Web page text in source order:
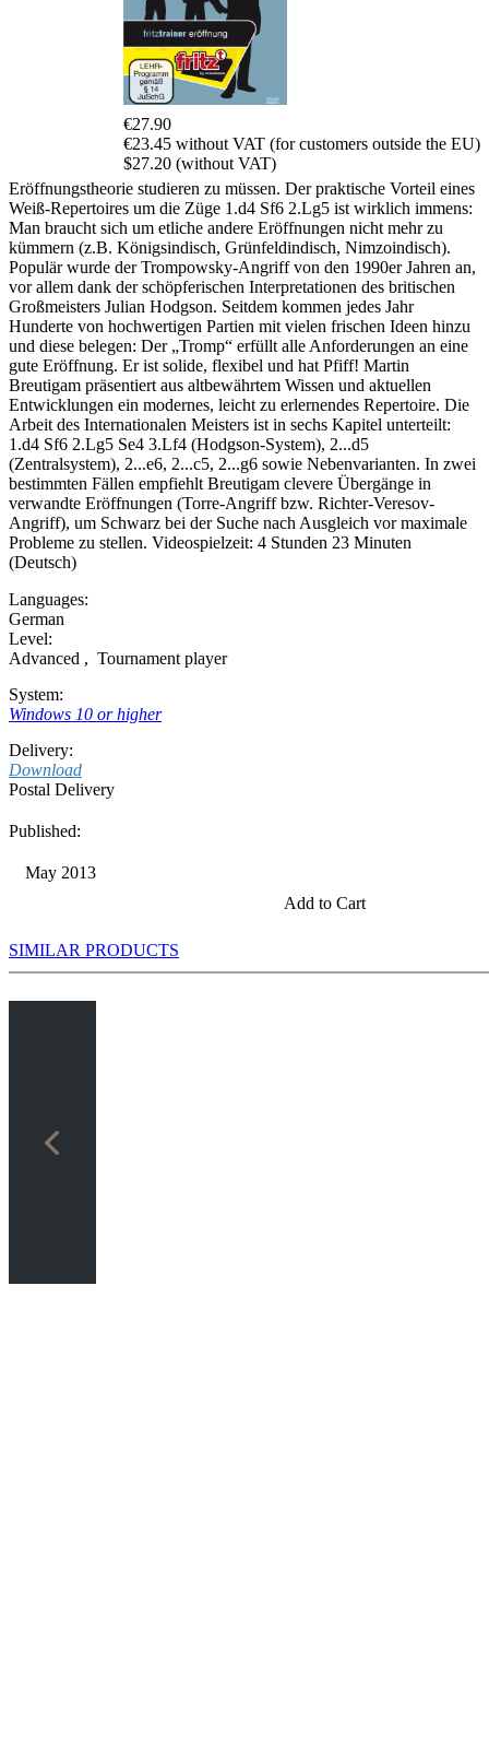
€27.90
€23.45 without VAT (for customers outside the EU)
$27.20 (without VAT)
Eröffnungstheorie studieren zu müssen. Der praktische Vorteil eines
Weiß-Repertoires um die Züge 1.d4 Sf6 2.Lg5 ist wirklich immens:
Man braucht sich um etliche andere Eröffnungen nicht mehr zu
kümmern (z.B. Königsindisch, Grünfeldindisch, Nimzoindisch).
Populär wurde der Trompowsky-Angriff von den 1990er Jahren an,
vor allem dank der schöpferischen Interpretationen des britischen
Großmeisters Julian Hodgson. Seitdem kommen jedes Jahr
Hunderte von hochwertigen Partien mit vielen frischen Ideen hinzu
und diese belegen: Der „Tromp“ erfüllt alle Anforderungen an eine
gute Eröffnung. Er ist solide, flexibel und hat Pfiff! Martin
Breutigam präsentiert aus altbewährtem Wissen und aktuellen
Entwicklungen ein modernes, leicht zu erlernendes Repertoire. Die
Arbeit des Internationalen Meisters ist in sechs Kapitel unterteilt:
1.d4 Sf6 2.Lg5 Se4 3.Lf4 (Hodgson-System), 2...d5
(Zentralsystem), 2...e6, 2...c5, 2...g6 sowie Nebenvarianten. In zwei
bestimmten Fällen empfiehlt Breutigam clevere Übergänge in
verwandte Eröffnungen (Torre-Angriff bzw. Richter-Veresov-
Angriff), um Schwarz bei der Suche nach Ausgleich vor maximale
Probleme zu stellen. Videospielzeit: 4 Stunden 23 Minuten
(Deutsch)
Languages:
German
Level:
Advanced , Tournament player
System:
Windows 10 or higher
Delivery:
Download
Postal Delivery
Published:
May 2013
Add to Cart
SIMILAR PRODUCTS